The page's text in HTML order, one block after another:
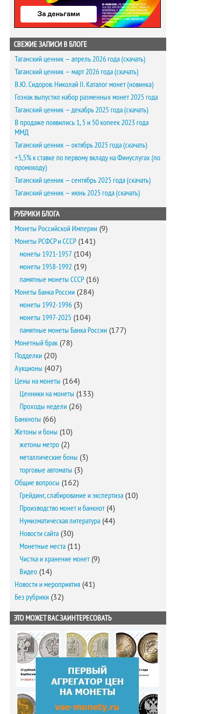
СВЕЖИЕ ЗАПИСИ В БЛОГЕ
Таганский ценник — апрель 2026 года (скачать)
Таганский ценник — март 2026 года (скачать)
В.Ю. Сидоров. Николай II. Каталог монет (новинка)
Гознак выпустил набор разменных монет 2025 года
Таганский ценник — декабрь 2025 года (скачать)
В продаже появились 1, 5 и 50 копеек 2023 года
ММД
Таганский ценник — октябрь 2025 года (скачать)
+5,5% к ставке по первому вкладу на Финуслугах (по
промокоду)
Таганский ценник — сентябрь 2025 года (скачать)
Таганский ценник — июнь 2025 года (скачать)
РУБРИКИ БЛОГА
Монеты Российской Империи (9)
Монеты РСФСР и СССР (141)
монеты 1921-1957 (104)
монеты 1958-1992 (19)
памятные монеты СССР (16)
Монеты Банка России (284)
монеты 1992-1996 (3)
монеты 1997-2025 (104)
памятные монеты Банка России (177)
Монетный брак (78)
Подделки (20)
Аукционы (407)
Цены на монеты (164)
Ценники на монеты (133)
Проходы недели (26)
Банкноты (66)
Жетоны и боны (10)
жетоны метро (2)
металлические боны (3)
торговые автоматы (3)
Общие вопросы (162)
Грейдинг, слабирование и экспертиза (10)
Производство монет и банкнот(4)
Нумизматическая литература (44)
Новости сайта (30)
Монетные места (11)
Чистка и хранение монет(9)
Видео (14)
Новости и мероприятия (41)
Без рубрики (32)
ЭТО МОЖЕТ ВАС ЗАИНТЕРЕСОВАТЬ